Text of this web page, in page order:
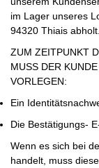
im Lager unseres
94320 Thiais abholt.
ZUM ZEITPUNKT
MUSS DER
VORLEGEN:
Ein
Die Bestätigungs-
Wenn es sich bei
handelt, muss